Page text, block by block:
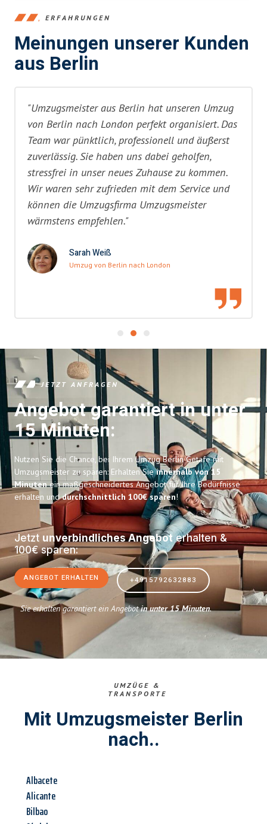
ERFAHRUNGEN
Meinungen unserer Kunden
aus Berlin
"Umzugsmeister aus Berlin hat unseren Umzug
von Berlin nach London perfekt organisiert. Das
Team war pünktlich, professionell und äußerst
zuverlässig. Sie haben uns dabei geholfen,
stressfrei in unser neues Zuhause zu kommen.
Wir waren sehr zufrieden mit dem Service und
können die Umzugsfirma Umzugsmeister
wärmstens empfehlen."
Sarah Weiß
Umzug von Berlin nach London
JETZT ANFRAGEN
Angebot garantiert in unter
15 Minuten:
Nutzen Sie die Chance, bei Ihrem Umzug Berlin Getafe mit
Umzugsmeister zu sparen: Erhalten Sieinnerhalb von 15
Minutenein maßgeschneidertes Angebot für Ihre Bedürfnisse
erhalten unddurchschnittlich 100€ sparen!
Jetzt unverbindliches Angeboterhalten &
100€ sparen:
ANGEBOT ERHALTEN +4915792632883
Sie erhalten garantiert ein Angebotin unter 15 Minuten.
UMZÜGE &
TRANSPORTE
Mit Umzugsmeister Berlin
nach..
Albacete
Alicante
Bilbao